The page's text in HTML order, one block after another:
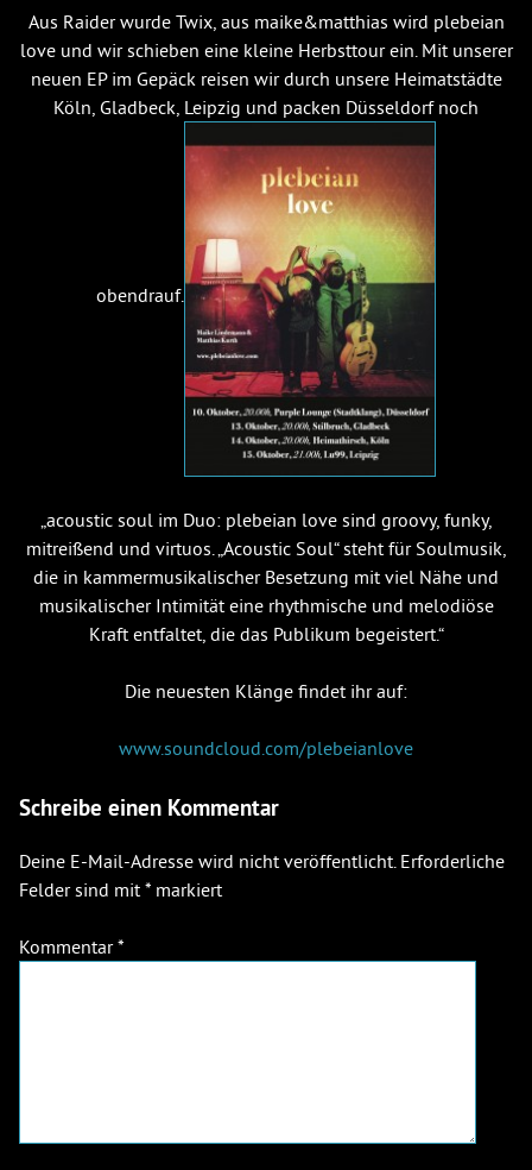
Aus Raider wurde Twix, aus maike&matthias wird plebeian
love und wir schieben eine kleine Herbsttour ein. Mit unserer
neuen EP im Gepäck reisen wir durch unsere Heimatstädte
Köln, Gladbeck, Leipzig und packen Düsseldorf noch
obendrauf.
„acoustic soul im Duo: plebeian love sind groovy, funky,
mitreißend und virtuos. „Acoustic Soul“ steht für Soulmusik,
die in kammermusikalischer Besetzung mit viel Nähe und
musikalischer Intimität eine rhythmische und melodiöse
Kraft entfaltet, die das Publikum begeistert.“
Die neuesten Klänge findet ihr auf:
www.soundcloud.com/plebeianlove
Schreibe einen Kommentar
Deine E-Mail-Adresse wird nicht veröffentlicht. Erforderliche
Felder sind mit * markiert
Kommentar*